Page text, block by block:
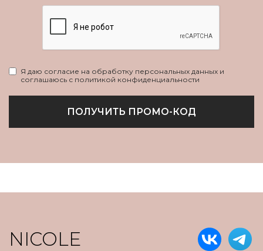
Я даю согласие на обработку персональных данных и
соглашаюсь с политикой конфиденциальности
ПОЛУЧИТЬ ПРОМО-КОД
NICOLE